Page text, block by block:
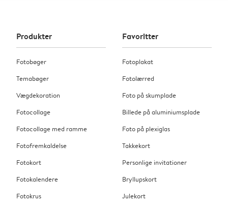
Produkter
Fotobøger
Temabøger
Vægdekoration
Fotocollage
Fotocollage med ramme
Fotofremkaldelse
Fotokort
Fotokalendere
Fotokrus
Favoritter
Fotoplakat
Fotolærred
Foto på skumplade
Billede på aluminiumsplade
Foto på plexiglas
Takkekort
Personlige invitationer
Bryllupskort
Julekort